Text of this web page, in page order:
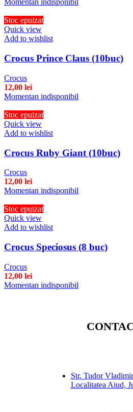
Momentan indisponibil
Stoc epuizat
Quick view
Add to wishlist
Crocus Prince Claus (10buc)
Crocus
12,00 lei
Momentan indisponibil
Stoc epuizat
Quick view
Add to wishlist
Crocus Ruby Giant (10buc)
Crocus
12,00 lei
Momentan indisponibil
Stoc epuizat
Quick view
Add to wishlist
Crocus Speciosus (8 buc)
Crocus
12,00 lei
Momentan indisponibil
Str. Tudor
Localitatea Aiud,